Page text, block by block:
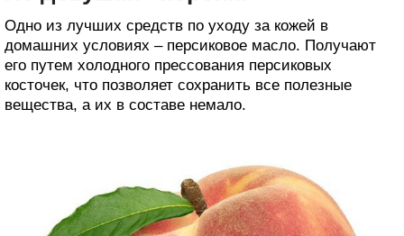
Одно из лучших средств по уходу за кожей в
домашних условиях – персиковое масло. Получают
его путем холодного прессования персиковых
косточек, что позволяет сохранить все полезные
вещества, а их в составе немало.